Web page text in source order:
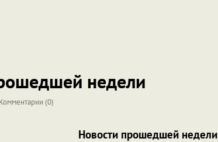
недели
Комментарии (0)
Новости прошедшей недели